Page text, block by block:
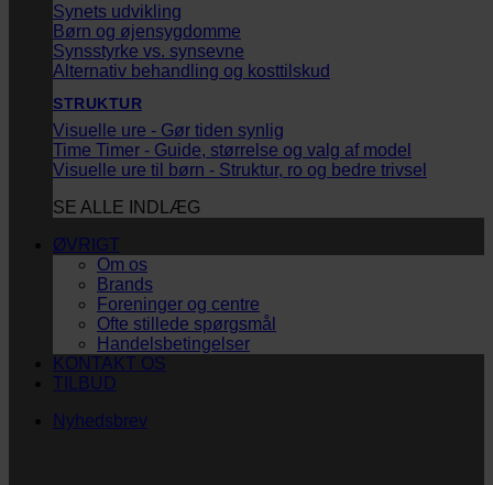
Synets udvikling
Børn og øjensygdomme
Synsstyrke vs. synsevne
Alternativ behandling og kosttilskud
STRUKTUR
Visuelle ure - Gør tiden synlig
Time Timer - Guide, størrelse og valg af model
Visuelle ure til børn - Struktur, ro og bedre trivsel
SE ALLE INDLÆG
ØVRIGT
Om os
Brands
Foreninger og centre
Ofte stillede spørgsmål
Handelsbetingelser
KONTAKT OS
TILBUD
Nyhedsbrev